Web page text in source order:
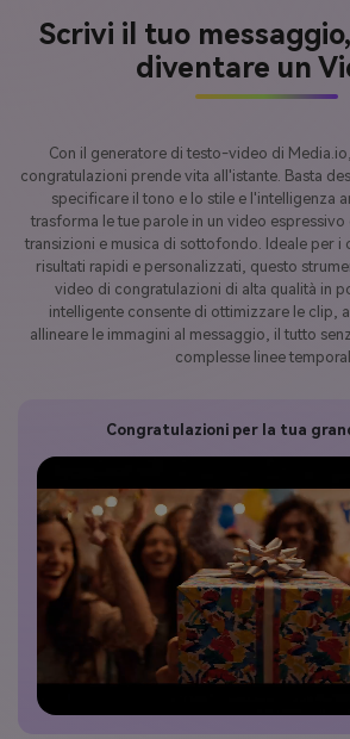
Scrivi il tuo
diventare un
Con il generatore di testo-video di
congratulazioni prende vita all'istante. Basta
specificare il tono e lo stile e l'intelligenza
trasforma le tue parole in un video
transizioni e musica di sottofondo. Ideale per i
risultati rapidi e personalizzati, questo
video di congratulazioni di alta qualità in
intelligente consente di ottimizzare le clip,
allineare le immagini al messaggio, il tutto
complesse linee
Congratulazioni per la tua